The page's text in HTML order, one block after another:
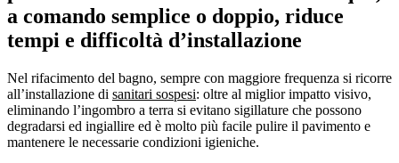
a comando semplice o doppio, riduce
tempi e difficoltà d’installazione
Nel rifacimento del bagno, sempre con maggiore frequenza si ricorre
all’installazione di sanitari sospesi: oltre al miglior impatto visivo,
eliminando l’ingombro a terra si evitano sigillature che possono
degradarsi ed ingiallire ed è molto più facile pulire il pavimento e
mantenere le necessarie condizioni igieniche.